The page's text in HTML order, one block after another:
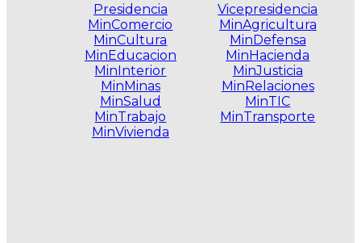
Presidencia
MinComercio
MinCultura
MinEducacion
MinInterior
MinMinas
MinSalud
MinTrabajo
MinVivienda
Vicepresidencia
MinAgricultura
MinDefensa
MinHacienda
MinJusticia
MinRelaciones
MinTIC
MinTransporte